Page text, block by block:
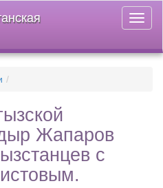
меню
Жапаров
с